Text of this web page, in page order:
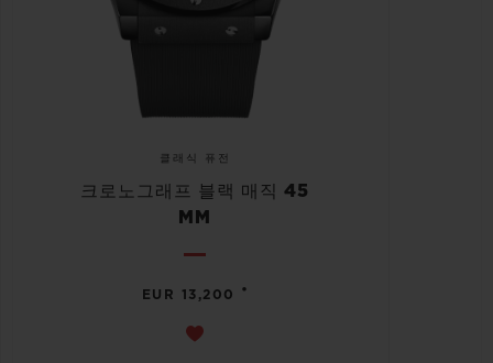
클래식 퓨전
크로노그래프 블랙 매직 45
MM
EUR 13,200 •